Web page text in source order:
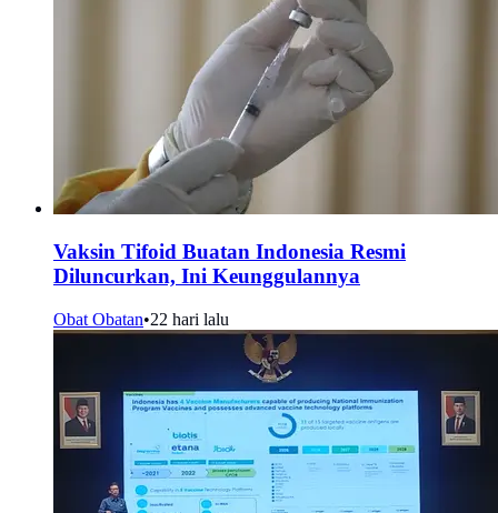
Vaksin Tifoid Buatan Indonesia Resmi
Diluncurkan, Ini Keunggulannya
Obat Obatan•22 hari lalu